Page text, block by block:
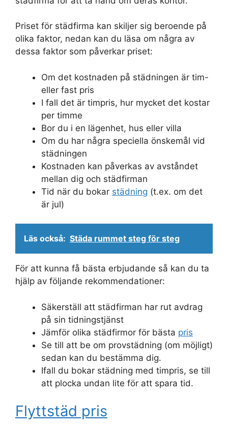
Priset för städfirma kan skiljer sig beroende på
olika faktor, nedan kan du läsa om några av
dessa faktor som påverkar priset:
Om det kostnaden på städningen är tim-
eller fast pris
I fall det är timpris, hur mycket det kostar
per timme
Bor du i en lägenhet, hus eller villa
Om du har några speciella önskemål vid
städningen
Kostnaden kan påverkas av avståndet
mellan dig och städfirman
Tid när du bokar städning (t.ex. om det
är jul)
Läs också: Städa rummet steg för steg
För att kunna få bästa erbjudande så kan du ta
hjälp av följande rekommendationer:
Säkerställ att städfirman har rut avdrag
på sin tidningstjänst
Jämför olika städfirmor för bästa pris
Se till att be om provstädning (om möjligt)
sedan kan du bestämma dig.
Ifall du bokar städning med timpris, se till
att plocka undan lite för att spara tid.
Flyttstäd pris